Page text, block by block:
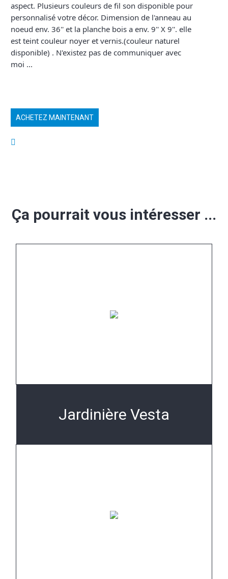
aspect. Plusieurs couleurs de fil son disponible pour
personnalisé votre décor. Dimension de l'anneau au
noeud env. 36'' et la planche bois a env. 9'' X 9''. elle
est teint couleur noyer et vernis.(couleur naturel
disponible) . N'existez pas de communiquer avec
moi ...
ACHETEZ MAINTENANT
Ça pourrait vous intéresser ...
Jardinière Vesta